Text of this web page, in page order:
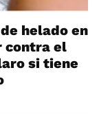
helado en
contra el
si tiene